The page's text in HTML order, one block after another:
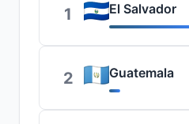
1 El Salvador
2 Guatemala